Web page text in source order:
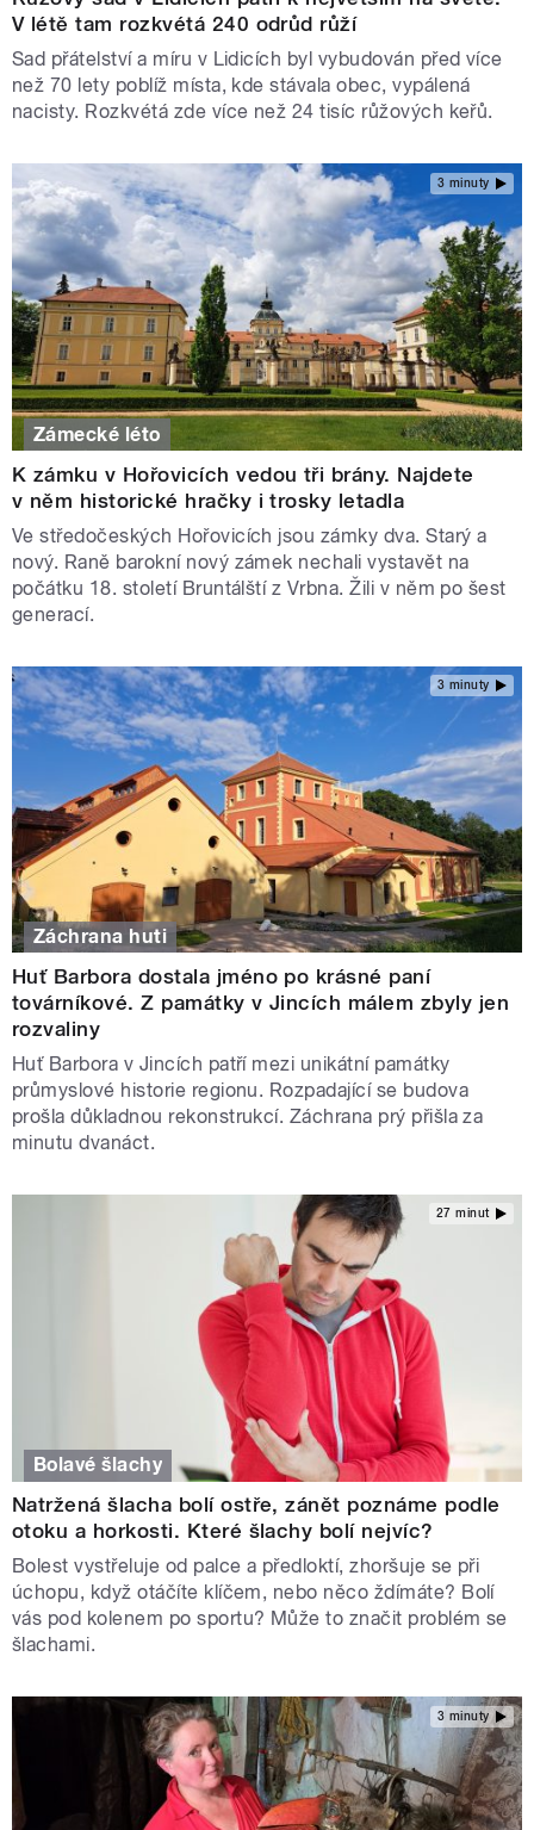
V létě tam rozkvétá 240 odrůd růží
Sad přátelství a míru v Lidicích byl vybudován před více
než 70 lety poblíž místa, kde stávala obec, vypálená
nacisty. Rozkvétá zde více než 24 tisíc růžových keřů.
3 minuty
Zámecké léto
K zámku v Hořovicích vedou tři brány. Najdete
v něm historické hračky i trosky letadla
Ve středočeských Hořovicích jsou zámky dva. Starý a
nový. Raně barokní nový zámek nechali vystavět na
počátku 18. století Bruntálští z Vrbna. Žili v něm po šest
generací.
3 minuty
Záchrana huti
Huť Barbora dostala jméno po krásné paní
továrníkové. Z památky v Jincích málem zbyly jen
rozvaliny
Huť Barbora v Jincích patří mezi unikátní památky
průmyslové historie regionu. Rozpadající se budova
prošla důkladnou rekonstrukcí. Záchrana prý přišla za
minutu dvanáct.
27 minut
Bolavé šlachy
Natržená šlacha bolí ostře, zánět poznáme podle
otoku a horkosti. Které šlachy bolí nejvíc?
Bolest vystřeluje od palce a předloktí, zhoršuje se při
úchopu, když otáčíte klíčem, nebo něco ždímáte? Bolí
vás pod kolenem po sportu? Může to značit problém se
šlachami.
3 minuty